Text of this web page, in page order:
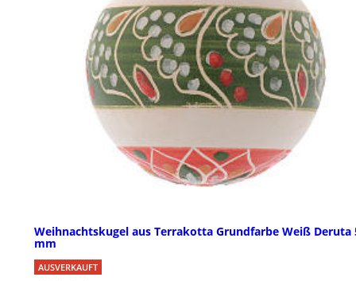
Weihnachtskugel aus Terrakotta Grundfarbe Weiß Deruta
mm
AUSVERKAUFT